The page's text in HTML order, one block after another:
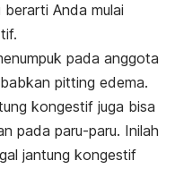
Anda mulai
pada anggota
pitting edema.
kongestif juga bisa
pada paru-paru. Inilah
jantung kongestif